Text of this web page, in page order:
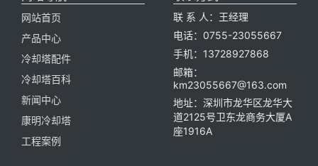
网站首页
产品中心
冷却塔配件
冷却塔百科
新闻中心
康明冷却塔
工程案例
联 系 人：王经理
电话：0755-23055667
手机：13728927868
邮箱：
km23055667@163.com
地址：深圳市龙华区龙华大
道2125号卫东龙商务大厦A
座1916A